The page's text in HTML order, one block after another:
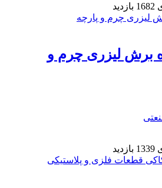
1682 بازدید
برش لیزری چرم و
1339 بازدید